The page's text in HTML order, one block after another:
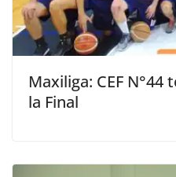
Maxiliga: CEF
la Final